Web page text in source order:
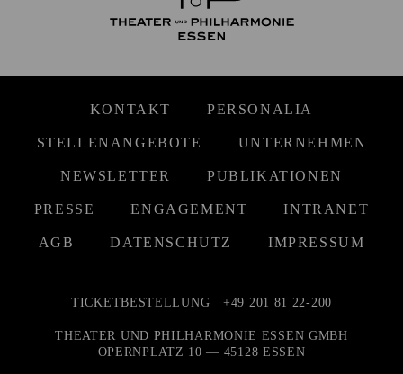
KONTAKT PERSONALIA
STELLENANGEBOTE UNTERNEHMEN
NEWSLETTER PUBLIKATIONEN
PRESSE ENGAGEMENT INTRANET
AGB DATENSCHUTZ IMPRESSUM
TICKETBESTELLUNG +49 201 81 22-200
THEATER UND PHILHARMONIE ESSEN GMBH
OPERNPLATZ 10 — 45128 ESSEN